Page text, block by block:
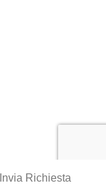
Invia Richiesta